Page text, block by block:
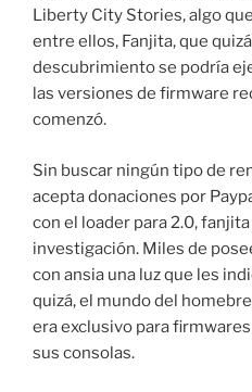
Liberty City Stories, algo
entre ellos, Fanjita, que
descubrimiento se podría
las versiones de firmware
comenzó.
Sin buscar ningún tipo de
acepta donaciones por
con el loader para 2.0,
investigación. Miles de
con ansia una luz que les
quizá, el mundo del
era exclusivo para
sus consolas.